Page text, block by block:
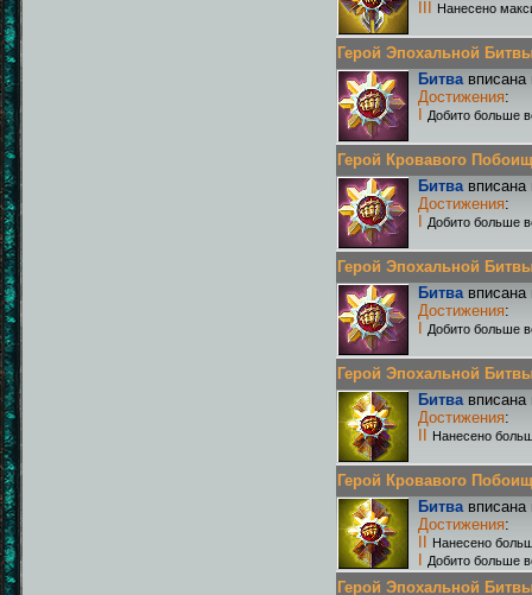
Нанесено
Герой Эпохальной
Битвавписана
Достижения:
Добито больше
Герой Кровавого
Битвавписана
Достижения:
Добито больше
Герой Эпохальной
Битвавписана
Достижения:
Добито больше
Герой Эпохальной
Битвавписана
Достижения:
Нанесено
Герой Кровавого
Битвавписана
Достижения:
Нанесено
Добито больше
Герой Эпохальной